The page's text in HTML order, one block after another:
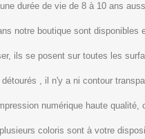
durée de vie de 8 à 10 ans
notre boutique sont
ils se posent sur toutes les
, il n'y a ni contour
numérique haute qualité,
coloris sont à votre